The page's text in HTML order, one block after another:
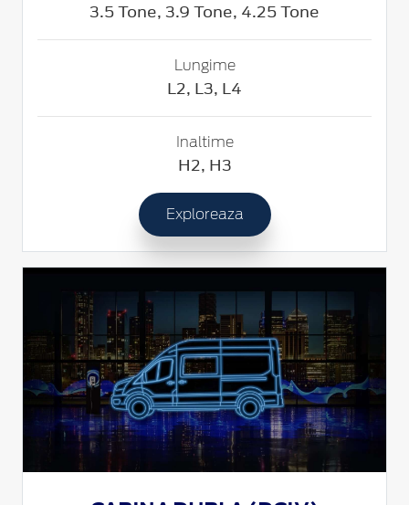
3.5 Tone, 3.9 Tone, 4.25 Tone
Lungime
L2, L3, L4
Inaltime
H2, H3
Exploreaza